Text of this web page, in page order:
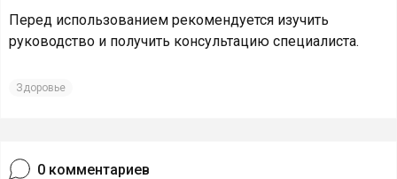
Перед использованием рекомендуется изучить
руководство и получить консультацию специалиста.
Здоровье
0 комментариев